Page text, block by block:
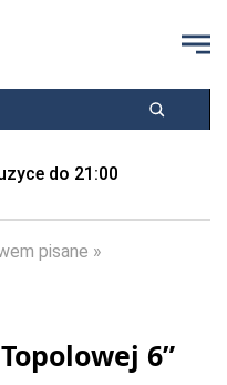
do 21:00
pisane
6”